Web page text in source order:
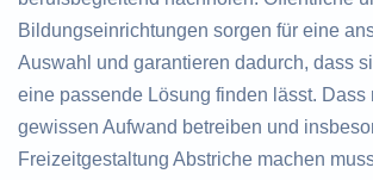
Bildungseinrichtungen sorgen für eine
Auswahl und garantieren dadurch, dass
eine passende Lösung finden lässt. Dass
gewissen Aufwand betreiben und
Freizeitgestaltung Abstriche machen